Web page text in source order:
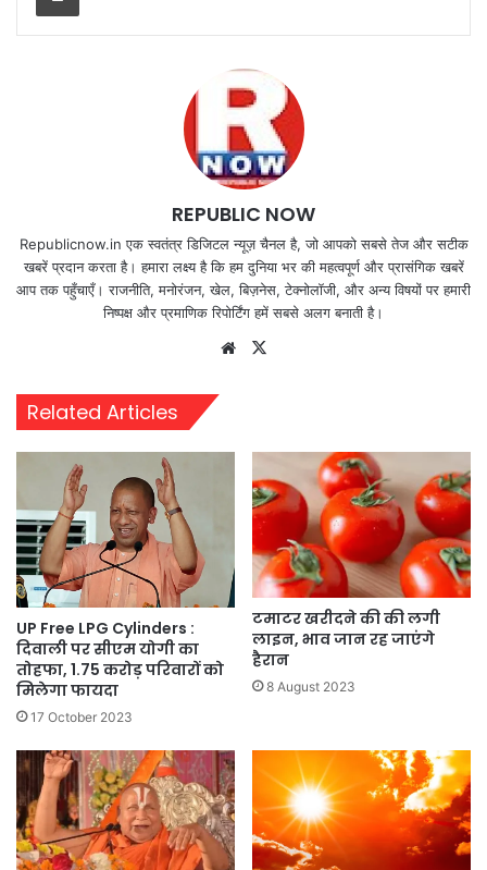
REPUBLIC NOW
Republicnow.in एक स्वतंत्र डिजिटल न्यूज़ चैनल है, जो आपको सबसे तेज और सटीक
खबरें प्रदान करता है। हमारा लक्ष्य है कि हम दुनिया भर की महत्वपूर्ण और प्रासंगिक खबरें
आप तक पहुँचाएँ। राजनीति, मनोरंजन, खेल, बिज़नेस, टेक्नोलॉजी, और अन्य विषयों पर हमारी
निष्पक्ष और प्रमाणिक रिपोर्टिंग हमें सबसे अलग बनाती है।
Website
Related Articles
UP Free LPG Cylinders :
दिवाली पर सीएम योगी का
तोहफा, 1.75 करोड़ परिवारों को
मिलेगा फायदा
17 October 2023
टमाटर खरीदने की की लगी
लाइन, भाव जान रह जाएंगे
हैरान
8 August 2023